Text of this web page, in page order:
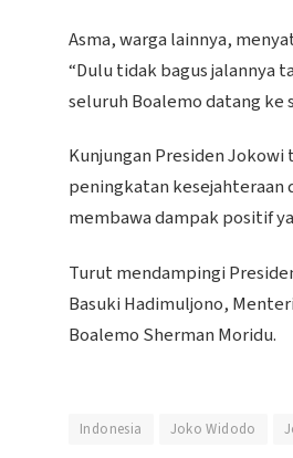
Asma, warga lainnya,
“Dulu tidak bagus jalannya
seluruh Boalemo datang ke
Kunjungan Presiden
peningkatan kesejahteraan
membawa dampak positif
Turut mendampingi
Basuki Hadimuljono,
Boalemo Sherman Moridu.
Indonesia Joko Widodo